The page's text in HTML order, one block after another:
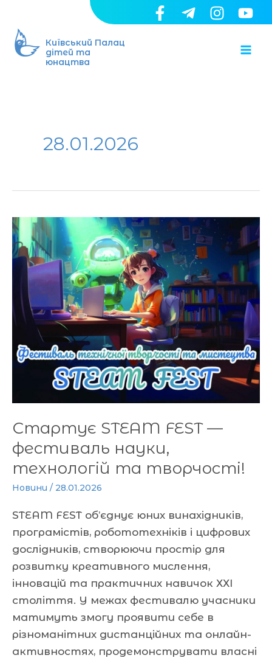
вмісту
Київський Палац
дітей та
юнацтва
28.01.2026
Стартує STEAM FEST —
фестиваль науки,
технологій та творчості!
Новини / 28.01.2026
STEAM FEST об’єднує юних винахідників,
програмістів, робототехніків і цифрових
дослідників, створюючи простір для
розвитку креативного мислення,
інновацій та практичних навичок ХХІ
століття. У межах фестивалю учасники
матимуть змогу проявити себе в
різноманітних дистанційних та онлайн-
активностях, продемонструвати власні
Стартує
STEAM
FEST
фестиваль
науки,
технологій
та
творчості!